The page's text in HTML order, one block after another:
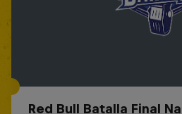
Red Bull Batalla Final